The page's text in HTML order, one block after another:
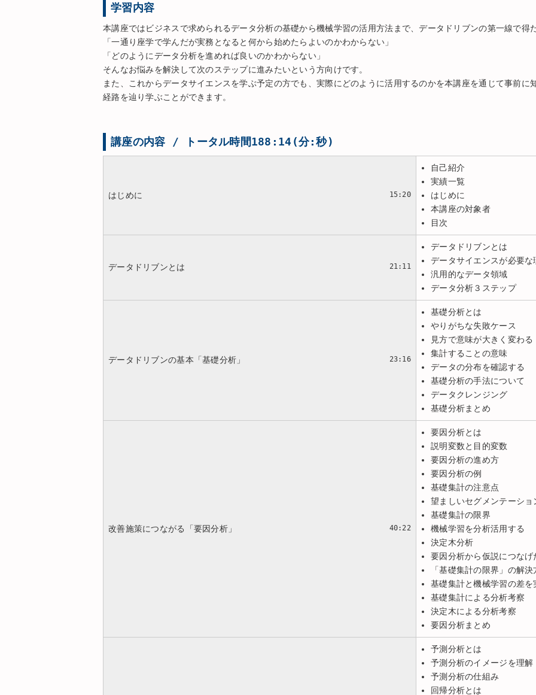
学習内容
本講座ではビジネスで求められるデータ分析の基礎から機械学習の活用方法まで、データドリブンの第一線で得
「一通り座学で学んだが実務となると何から始めたらよいのかわからない」
「どのようにデータ分析を進めれば良いのかわからない」
そんなお悩みを解決して次のステップに進みたいという方向けです。
また、これからデータサイエンスを学ぶ予定の方でも、実際にどのように活用するのかを本講座を通じて事前
経路を辿り学ぶことができます。
講座の内容 / トータル時間188:14(分:秒)
はじめに 15:20
自己紹介
実績一覧
はじめに
本講座の対象者
目次
データドリブンとは 21:11
データドリブンとは
データサイエンスが必要な
汎用的なデータ領域
データ分析３ステップ
データドリブンの基本「基礎分析」 23:16
基礎分析とは
やりがちな失敗ケース
見方で意味が大きく変わる
集計することの意味
データの分布を確認する
基礎分析の手法について
データクレンジング
基礎分析まとめ
改善施策につながる「要因分析」 40:22
要因分析とは
説明変数と目的変数
要因分析の進め方
要因分析の例
基礎集計の注意点
望ましいセグメンテーショ
基礎集計の限界
機械学習を分析活用する
決定木分析
要因分析から仮説につなげ
「基礎集計の限界」の解決
基礎集計と機械学習の差を
基礎集計による分析考察
決定木による分析考察
要因分析まとめ
予測分析とは
予測分析のイメージを理解
予測分析の仕組み
回帰分析とは